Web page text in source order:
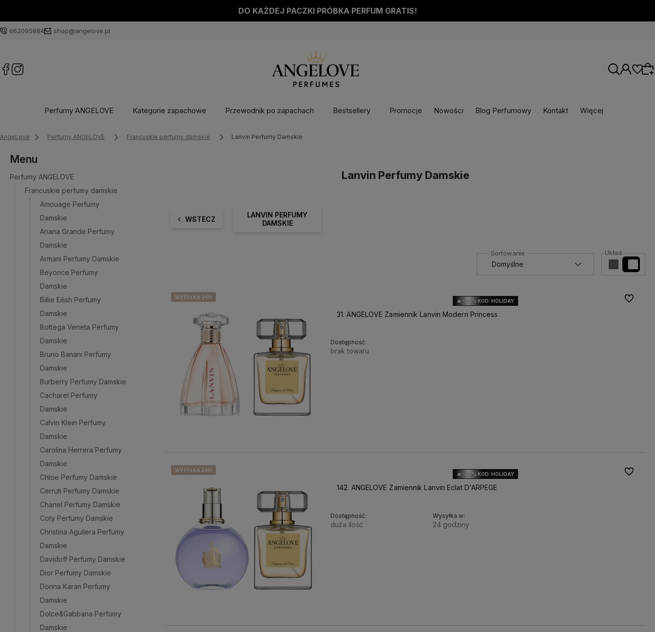
DO KAŻDEJ PACZKI PRÓBKA PERFUM GRATIS!
662095884 shop@angelove.pl
Perfumy ANGELOVE Kategorie zapachowe Przewodnik po zapachach Bestsellery Promocje Nowości Blog Perfumowy Kontakt Więcej
AngeLove Perfumy ANGELOVE Francuskie perfumy damskie Lanvin Perfumy Damskie
Menu
Perfumy ANGELOVE
Francuskie perfumy damskie
Amouage Perfumy
Damskie
Ariana Grande Perfumy
Damskie
Armani Perfumy Damskie
Beyonce Perfumy
Damskie
Billie Eilish Perfumy
Damskie
Bottega Veneta Perfumy
Damskie
Bruno Banani Perfumy
Damskie
Burberry Perfumy Damskie
Cacharel Perfumy
Damskie
Calvin Klein Perfumy
Damskie
Carolina Herrera Perfumy
Damskie
Chloe Perfumy Damskie
Cerruti Perfumy Damskie
Chanel Perfumy Damskie
Coty Perfumy Damskie
Christina Aguilera Perfumy
Damskie
Davidoff Perfumy Damskie
Dior Perfumy Damskie
Donna Karan Perfumy
Damskie
Dolce&Gabbana Perfumy
Damskie
Lanvin Perfumy Damskie
WSTECZ
LANVIN PERFUMY
DAMSKIE
Układ
🔥 -20% KOD: HOLIDAY
WYSYŁKA 24H
WYSYŁKA 24H
WYSYŁKA 24H
WYSYŁKA 24H
31. ANGELOVE Zamiennik Lanvin Modern Princess
Dostępność:
brak towaru
Do
🔥 -20% KOD: HOLIDAY
WYSYŁKA 24H
WYSYŁKA 24H
WYSYŁKA 24H
WYSYŁKA 24H
142. ANGELOVE Zamiennik Lanvin Eclat D'ARPEGE
Dostępność:
duża ilość
Wysyłka w:
24 godziny
Do